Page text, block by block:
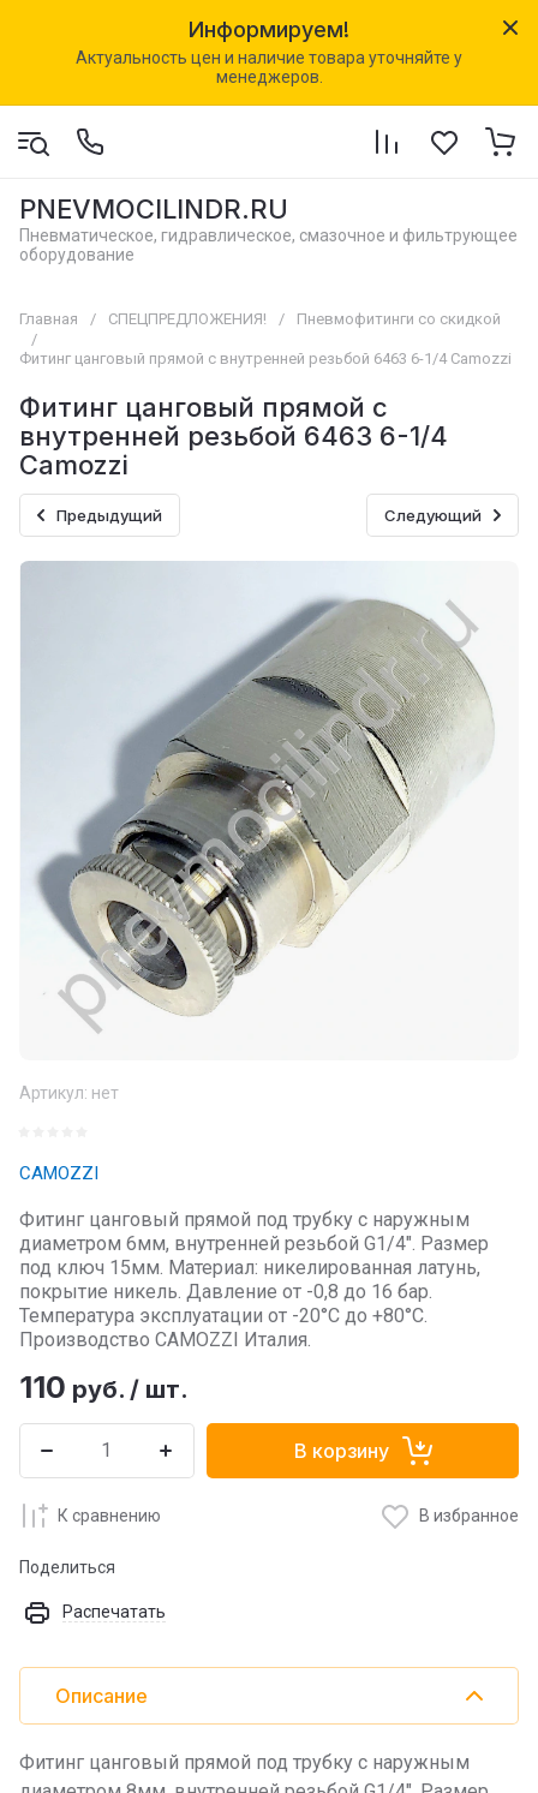
Информируем!
Актуальность цен и наличие товара уточняйте у
менеджеров.
PNEVMOCILINDR.RU
Пневматическое, гидравлическое, смазочное и фильтрующее
оборудование
Главная / СПЕЦПРЕДЛОЖЕНИЯ! /
Пневмофитинги со скидкой
/
Фитинг цанговый прямой с внутренней резьбой 6463 6-1/4 Camozzi
Фитинг цанговый прямой с
внутренней резьбой 6463 6-1/4
Camozzi
Предыдущий Следующий
Артикул: нет
CAMOZZI
Фитинг цанговый прямой под трубку с наружным
диаметром 6мм, внутренней резьбой G1/4". Размер
под ключ 15мм. Материал: никелированная латунь,
покрытие никель. Давление от -0,8 до 16 бар.
Температура эксплуатации от -20°C до +80°C.
Производство CAMOZZI Италия.
110 руб. / шт.
В корзину
К сравнению В избранное
Поделиться
Распечатать
Описание
Фитинг цанговый прямой под трубку с наружным